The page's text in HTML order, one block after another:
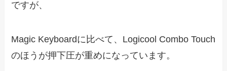
ですが、
Magic Keyboardに比べて、Logicool Combo Touch
のほうが押下圧が重めになっています。